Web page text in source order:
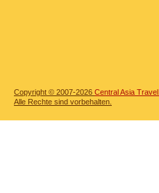
Copyright © 2007-2026 Central Asia Travel.
Alle Rechte sind vorbehalten.